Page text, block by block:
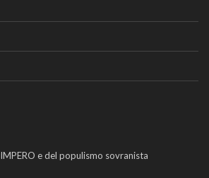
e del populismo sovranista